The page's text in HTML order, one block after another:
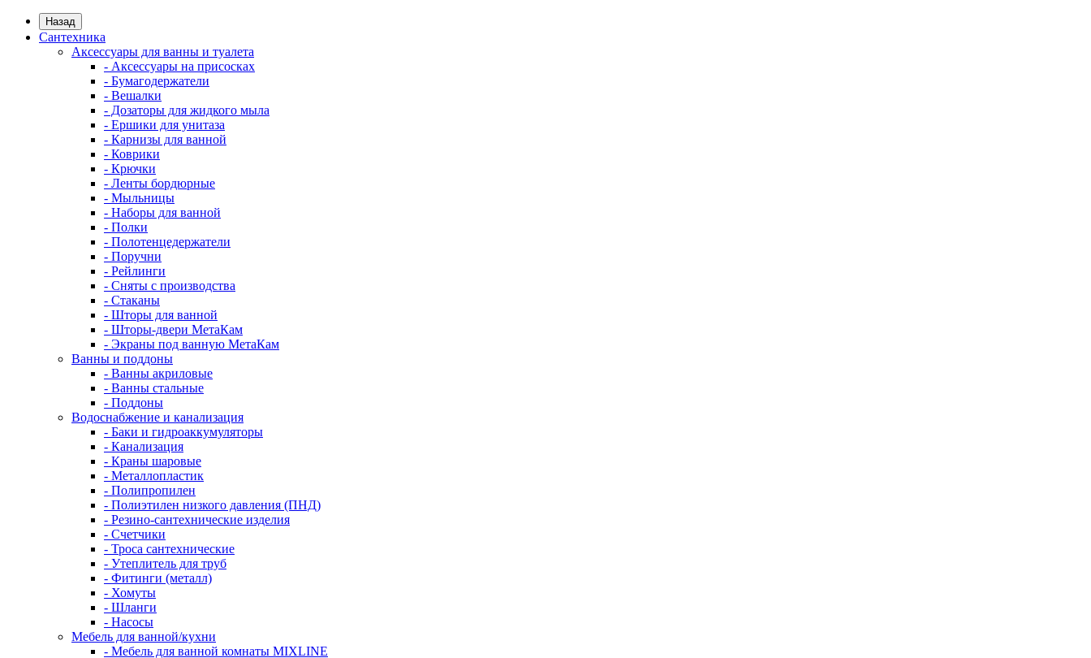
Назад
Сантехника
Аксессуары для ванны и туалета
- Аксессуары на присосках
- Бумагодержатели
- Вешалки
- Дозаторы для жидкого мыла
- Ершики для унитаза
- Карнизы для ванной
- Коврики
- Крючки
- Ленты бордюрные
- Мыльницы
- Наборы для ванной
- Полки
- Полотенцедержатели
- Поручни
- Рейлинги
- Сняты с производства
- Стаканы
- Шторы для ванной
- Шторы-двери МетаКам
- Экраны под ванную МетаКам
Ванны и поддоны
- Ванны акриловые
- Ванны стальные
- Поддоны
Водоснабжение и канализация
- Баки и гидроаккумуляторы
- Канализация
- Краны шаровые
- Металлопластик
- Полипропилен
- Полиэтилен низкого давления (ПНД)
- Резино-сантехнические изделия
- Счетчики
- Троса сантехнические
- Утеплитель для труб
- Фитинги (металл)
- Хомуты
- Шланги
- Насосы
Мебель для ванной/кухни
- Мебель для ванной комнаты MIXLINE